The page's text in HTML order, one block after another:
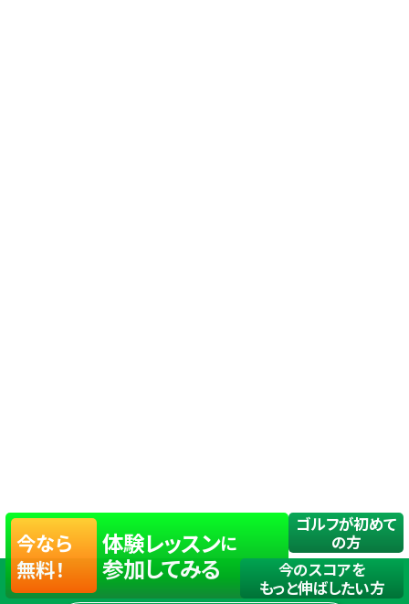
今なら
無料！
体験レッスンに
参加してみる
ゴルフが初めて
の方
今のスコアを
もっと伸ばしたい方